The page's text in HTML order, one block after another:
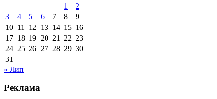
1
2
3
4 5 6 7 8
9
10 11 12 13 14 15 16
17 18 19 20 21 22 23
24 25 26 27 28 29 30
31
« Лип
Реклама